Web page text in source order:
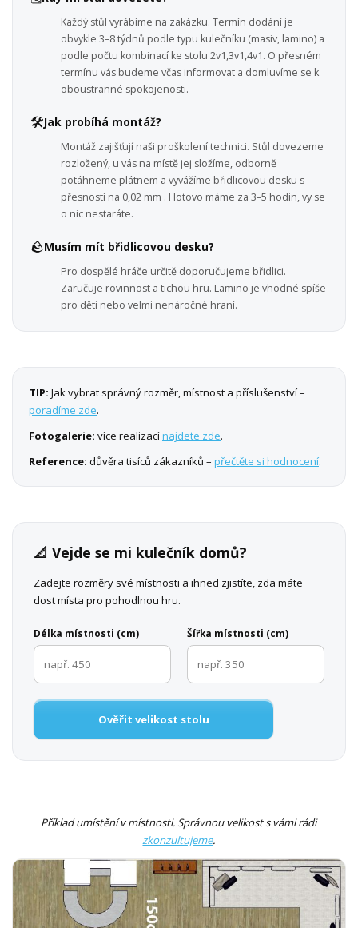
Každý stůl vyrábíme na zakázku. Termín dodání je
obvykle 3–8 týdnů podle typu kulečníku (masiv, lamino) a
podle počtu kombinací ke stolu 2v1,3v1,4v1. O přesném
termínu vás budeme včas informovat a domluvíme se k
oboustranné spokojenosti.
🛠️Jak probíhá montáž?
Montáž zajišťují naši proškolení technici. Stůl dovezeme
rozložený, u vás na místě jej složíme, odborně
potáhneme plátnem a vyvážíme břidlicovou desku s
přesností na 0,02 mm . Hotovo máme za 3–5 hodin, vy se
o nic nestaráte.
🪨Musím mít břidlicovou desku?
Pro dospělé hráče určitě doporučujeme břidlici.
Zaručuje rovinnost a tichou hru. Lamino je vhodné spíše
pro děti nebo velmi nenáročné hraní.
TIP: Jak vybrat správný rozměr, místnost a příslušenství –
poradíme zde.
Fotogalerie: více realizacínajdete zde.
Reference: důvěra tisíců zákazníků – přečtěte si hodnocení.
📐 Vejde se mi kulečník domů?
Zadejte rozměry své místnosti a ihned zjistíte, zda máte
dost místa pro pohodlnou hru.
Délka místnosti (cm) Šířka místnosti (cm)
Ověřit velikost stolu
Příklad umístění v místnosti. Správnou velikost s vámi rádi
zkonzultujeme.